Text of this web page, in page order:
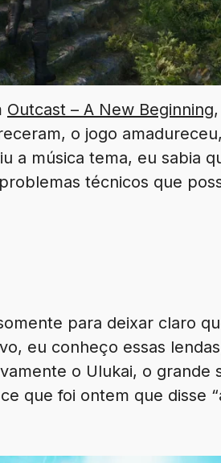
Outcast – A New Beginning
o jogo
a música tema, eu sabia
técnicos que
para deixar claro
eu conheço essas
o Ulukai, o grande
que foi ontem que disse